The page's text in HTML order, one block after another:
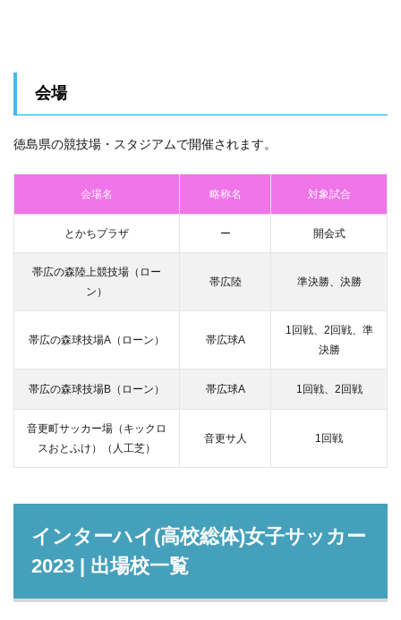
会場
徳島県の競技場・スタジアムで開催されます。
会場名 略称名 対象試合
とかちプラザ ー 開会式
帯広の森陸上競技場（ロー
ン）
帯広陸 準決勝、決勝
帯広の森球技場A（ローン） 帯広球A
1回戦、2回戦、準
決勝
帯広の森球技場B（ローン） 帯広球A 1回戦、2回戦
音更町サッカー場（キックロ
スおとふけ）（人工芝）
音更サ人 1回戦
インターハイ(高校総体)女子サッカー
2023 | 出場校一覧